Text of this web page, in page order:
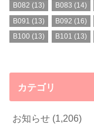
B082 (13) B083 (14)
B091 (13) B092 (16)
B100 (13) B101 (13)
カテゴリ
お知らせ (1,206)